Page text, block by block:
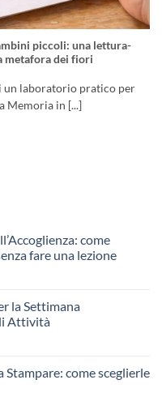
piccoli: una lettura-
metafora dei fiori
un laboratorio pratico per
Memoria in [...]
come
fare una lezione
la Settimana
Attività
come sceglierle